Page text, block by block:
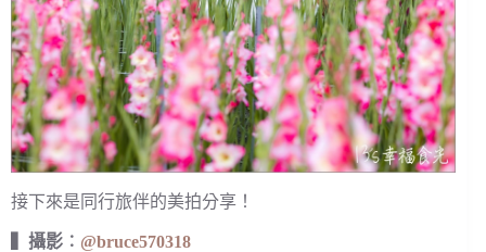
接下來是同行旅伴的美拍分享！
▍攝影︰ @bruce570318